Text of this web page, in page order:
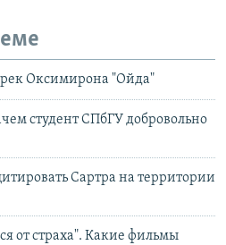
Оксимирона "Ойда"
студент СПбГУ добровольно
Сартра на территории
от страха". Какие фильмы